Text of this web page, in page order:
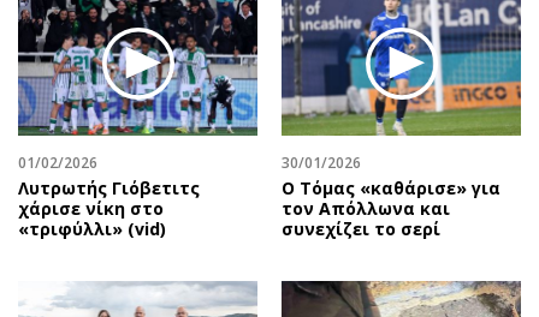
01/02/2026
Λυτρωτής Γιόβετιτς
χάρισε νίκη στο
«τριφύλλι» (vid)
30/01/2026
Ο Τόμας «καθάρισε» για
τον Απόλλωνα και
συνεχίζει το σερί